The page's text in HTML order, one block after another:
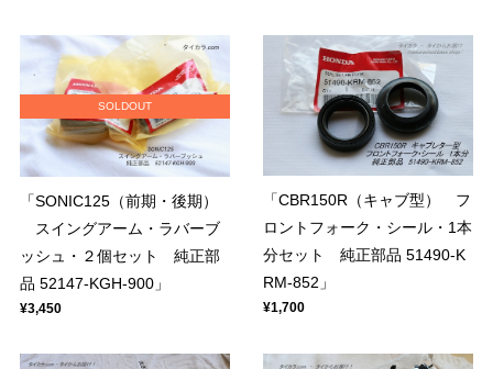
SOLDOUT
「SONIC125（前期・後期）
スイングアーム・ラバーブ
ッシュ・２個セット 純正部
品 52147-KGH-900」
¥3,450
「CBR150R（キャブ型） フ
ロントフォーク・シール・1本
分セット 純正部品 51490-K
RM-852」
¥1,700